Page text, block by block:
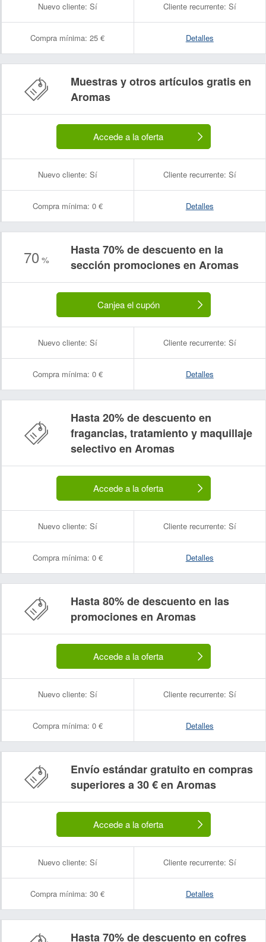
Nuevo cliente: Sí Cliente recurrente: Sí
Compra mínima: 25 € Detalles
Muestras y otros artículos gratis en
Aromas
Accede a la oferta
Nuevo cliente: Sí Cliente recurrente: Sí
Compra mínima: 0 € Detalles
70 %
Hasta 70% de descuento en la
sección promociones en Aromas
Canjea el cupón
Nuevo cliente: Sí Cliente recurrente: Sí
Compra mínima: 0 € Detalles
Hasta 20% de descuento en
fragancias, tratamiento y maquillaje
selectivo en Aromas
Accede a la oferta
Nuevo cliente: Sí Cliente recurrente: Sí
Compra mínima: 0 € Detalles
Hasta 80% de descuento en las
promociones en Aromas
Accede a la oferta
Nuevo cliente: Sí Cliente recurrente: Sí
Compra mínima: 0 € Detalles
Envío estándar gratuito en compras
superiores a 30 € en Aromas
Accede a la oferta
Nuevo cliente: Sí Cliente recurrente: Sí
Compra mínima: 30 € Detalles
Hasta 70% de descuento en cofres